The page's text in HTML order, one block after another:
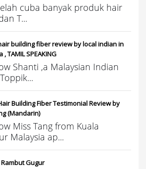
cuba banyak produk hair
T...
building fiber review by local indian in
TAMIL SPEAKING
Shanti ,a Malaysian Indian
Building Fiber Testimonial Review by
(Mandarin)
Miss Tang from Kuala
Malaysia ap...
Gugur